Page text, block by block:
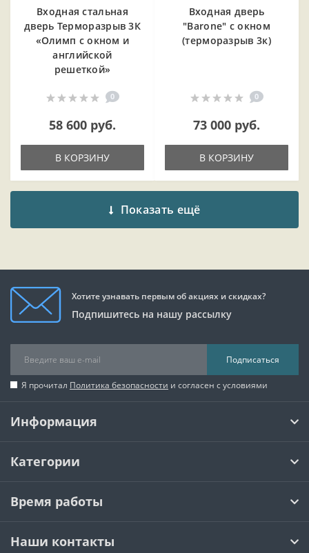
Входная cтальная
дверь Терморазрыв 3К
«Олимп с окном и
английской
решеткой»
0
58 600 руб.
В КОРЗИНУ
Входная дверь
"Barone" с окном
(терморазрыв 3к)
0
73 000 руб.
В КОРЗИНУ
Показать ещё
Хотите узнавать первым об акциях и скидках?
Подпишитесь на нашу рассылку
Подписаться
Я прочитал Политика безопасности и согласен с условиями
Информация
Категории
Время работы
Наши контакты